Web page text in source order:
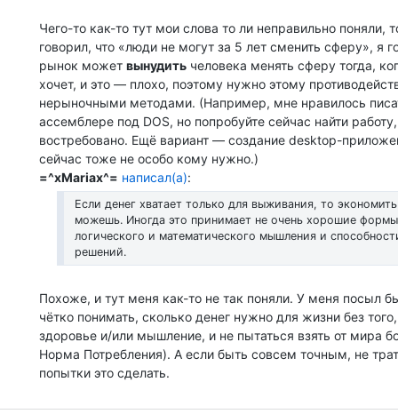
Чего-то как-то тут мои слова то ли неправильно поняли,
говорил, что «люди не могут за 5 лет сменить сферу», я
рынок может вынудитьчеловека менять сферу тогда,
хочет, и это — плохо, поэтому нужно этому
нерыночными методами. (Например, мне нравилось
ассемблере под DOS, но попробуйте сейчас найти
востребовано. Ещё вариант — создание desktop-
сейчас тоже не особо кому нужно.)
=^xMariax^= написал(а):
Если денег хватает только для выживания, то
можешь. Иногда это принимает не очень хорошие
логического и математического мышления и
решений.
Похоже, и тут меня как-то не так поняли. У меня посыл
чётко понимать, сколько денег нужно для жизни без
здоровье и/или мышление, и не пытаться взять от мира
Норма Потребления). А если быть совсем точным, не
попытки это сделать.